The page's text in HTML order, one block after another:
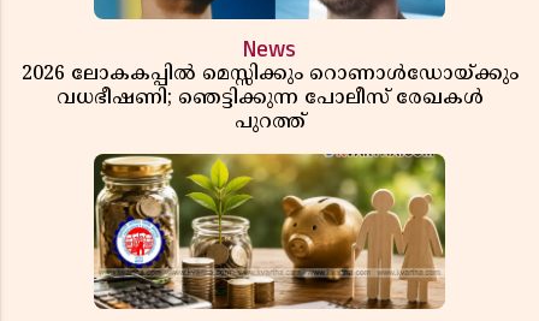
News
2026 ലോകകപ്പിൽ മെസ്സിക്കും റൊണാൾഡോയ്ക്കും
വധഭീഷണി; ഞെട്ടിക്കുന്ന പോലീസ് രേഖകൾ
പുറത്ത്